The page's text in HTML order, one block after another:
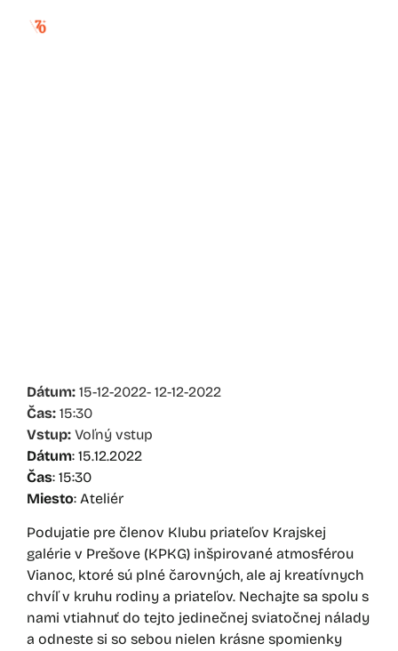
Dátum: 15-12-2022- 12-12-2022
Čas: 15:30
Vstup: Voľný vstup
Dátum: 15.12.2022
Čas: 15:30
Miesto: Ateliér
Podujatie pre členov Klubu priateľov Krajskej
galérie v Prešove (KPKG) inšpirované atmosférou
Vianoc, ktoré sú plné čarovných, ale aj kreatívnych
chvíľ v kruhu rodiny a priateľov. Nechajte sa spolu s
nami vtiahnuť do tejto jedinečnej sviatočnej nálady
a odneste si so sebou nielen krásne spomienky